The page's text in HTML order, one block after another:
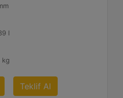
l
kg
Teklif Al